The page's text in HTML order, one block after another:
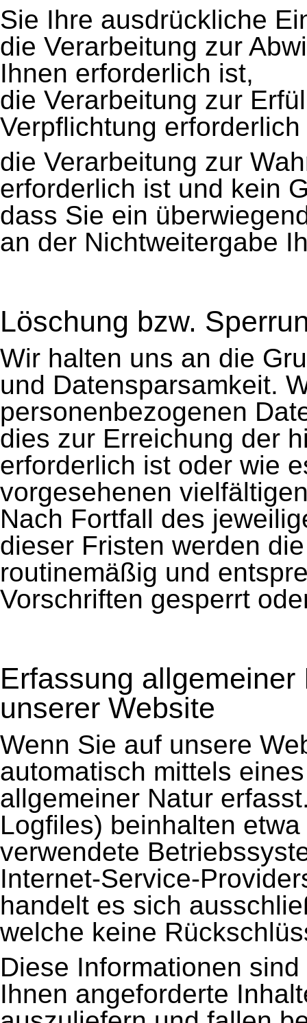
Sie Ihre ausdrückliche
die Verarbeitung zur
Ihnen erforderlich ist,
die Verarbeitung zur
Verpflichtung erforderlich
die Verarbeitung zur
erforderlich ist und kein
dass Sie ein
an der Nichtweitergabe
Löschung bzw.
Wir halten uns an die
und Datensparsamkeit.
personenbezogenen
dies zur Erreichung der
erforderlich ist oder wie
vorgesehenen
Nach Fortfall des
dieser Fristen werden
routinemäßig und
Vorschriften gesperrt
Erfassung
unserer Website
Wenn Sie auf unsere
automatisch mittels
allgemeiner Natur
Logfiles) beinhalten
verwendete
Internet-Service-
handelt es sich
welche keine
Diese Informationen
Ihnen angeforderte